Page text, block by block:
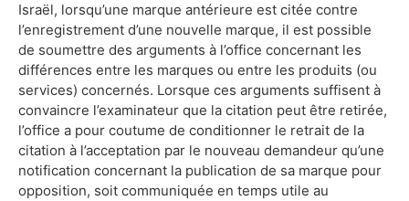
Israël, lorsqu’une marque antérieure est citée contre
l’enregistrement d’une nouvelle marque, il est possible
de soumettre des arguments à l’office concernant les
différences entre les marques ou entre les produits (ou
services) concernés. Lorsque ces arguments suffisent à
convaincre l’examinateur que la citation peut être retirée,
l’office a pour coutume de conditionner le retrait de la
citation à l’acceptation par le nouveau demandeur qu’une
notification concernant la publication de sa marque pour
opposition, soit communiquée en temps utile au